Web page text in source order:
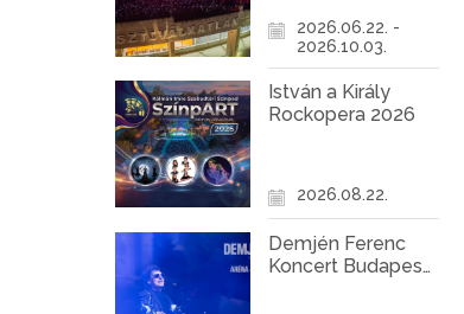
2026.06.22. -
2026.10.03.
István a Király
Rockopera 2026
2026.08.22.
Demjén Ferenc
Koncert Budapest